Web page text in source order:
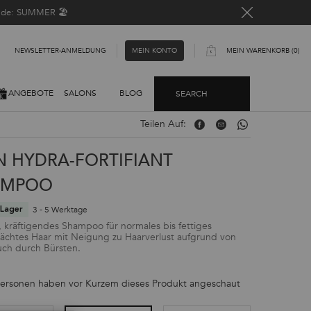
SUMMER 🏖️
NEWSLETTER-ANMELDUNG​ MEIN KONTO MEIN WARENKORB 0
0 PRODUKT
ANGEBOTE SALONS BLOG SEARCH
Teilen Auf: Teilen Auf: Facebook
Teilen Auf: Email
Teilen Auf:
HYDRA-FORTIFIANT
3 - 5 Werktage
kräftigendes Shampoo für normales bis fettiges
Haar mit Neigung zu Haarverlust aufgrund von
durch Bürsten.
haben vor Kurzem dieses Produkt angeschaut